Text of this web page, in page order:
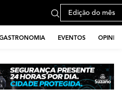
Edição do mês
EVENTOS